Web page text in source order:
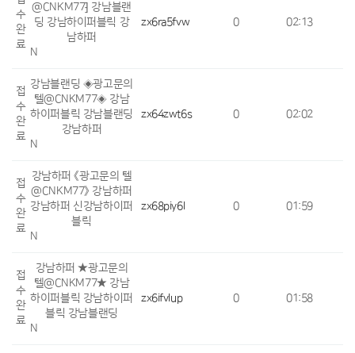
수
완
료
@CNKM77⁆ 강남블랜
딩 강남하이퍼블릭 강
남하퍼
N
zx6ra5fvw 0 02:13
접
수
완
료
강남블랜딩 ◈광고문의
텔@CNKM77◈ 강남
하이퍼블릭 강남블랜딩
강남하퍼
N
zx64zwt6s 0 02:02
접
수
완
료
강남하퍼 《광고문의 텔
@CNKM77》 강남하퍼
강남하퍼 신강남하이퍼
블릭
N
zx68piy6l 0 01:59
접
수
완
료
강남하퍼 ★광고문의
텔@CNKM77★ 강남
하이퍼블릭 강남하이퍼
블릭 강남블랜딩
N
zx6ifvlup 0 01:58